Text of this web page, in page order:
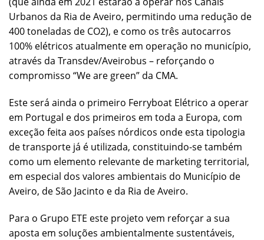
Urbanos da Ria de Aveiro, permitindo uma redução de
400 toneladas de CO2), e como os três autocarros
100% elétricos atualmente em operação no município,
através da Transdev/Aveirobus – reforçando o
compromisso “We are green” da CMA.
Este será ainda o primeiro Ferryboat Elétrico a operar
em Portugal e dos primeiros em toda a Europa, com
exceção feita aos países nórdicos onde esta tipologia
de transporte já é utilizada, constituindo-se também
como um elemento relevante de marketing territorial,
em especial dos valores ambientais do Município de
Aveiro, de São Jacinto e da Ria de Aveiro.
Para o Grupo ETE este projeto vem reforçar a sua
aposta em soluções ambientalmente sustentáveis,